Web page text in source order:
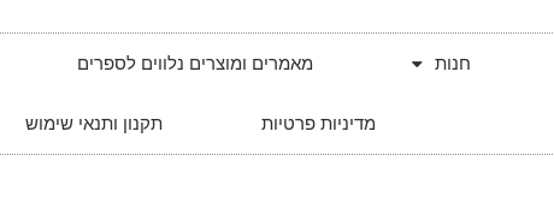
חנות מאמרים ומוצרים נלווים לספרים
מדיניות פרטיות תקנון ותנאי שימוש